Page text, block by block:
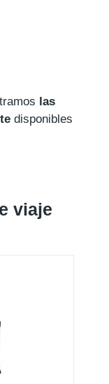
las
disponibles
viaje